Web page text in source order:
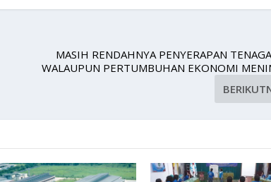
MASIH RENDAHNYA PENYERAPAN
WALAUPUN PERTUMBUHAN EKONOMI